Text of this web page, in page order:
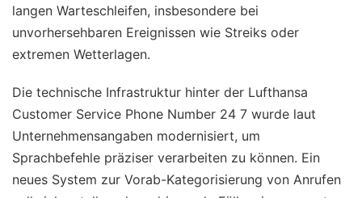
langen Warteschleifen, insbesondere bei
unvorhersehbaren Ereignissen wie Streiks oder
extremen Wetterlagen.
Die technische Infrastruktur hinter der Lufthansa
Customer Service Phone Number 24 7 wurde laut
Unternehmensangaben modernisiert, um
Sprachbefehle präziser verarbeiten zu können. Ein
neues System zur Vorab-Kategorisierung von Anrufen